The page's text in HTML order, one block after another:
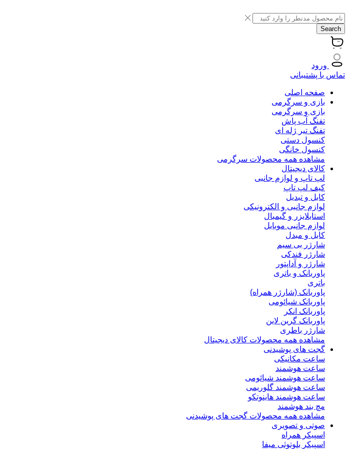
Search
ورود
تماس با پشتیبانی
صفحه اصلی
بازی و سرگرمی
بازی و سرگرمی
تفنگ آب پاش
تفنگ تیر ژله ای
کنسول دستی
کنسول خانگی
مشاهده همه محصولات سرگرمی
کالای دیجیتال
لپ تاپ و لوازم جانبی
کیف لپ تاپ
کابل و تبدیل
لوازم جانبی و الکترونیکی
استابلایزر و گیمبال
لوازم جانبی موبایل
کابل و مبدل
شارژر بی سیم
شارژر فندکی
شارژر و آداپتور
پاوربانک و باتری
باتری
پاوربانک (شارژر همراه)
پاوربانک شیائومی
پاوربانک انکر
پاوربانک گرین لاین
شارژر باطری
مشاهده همه محصولات کالای دیجیتال
گجت های پوشیدنی
ساعت مکانیکی
ساعت هوشمند
ساعت هوشمند شیائومی
ساعت هوشمند گلوریمی
ساعت هوشمند هاینوتکو
مچ بند هوشمند
مشاهده همه محصولات گجت های پوشیدنی
صوتی و تصویری
اسپیکر همراه
اسپیکر بلوتوثی میفا